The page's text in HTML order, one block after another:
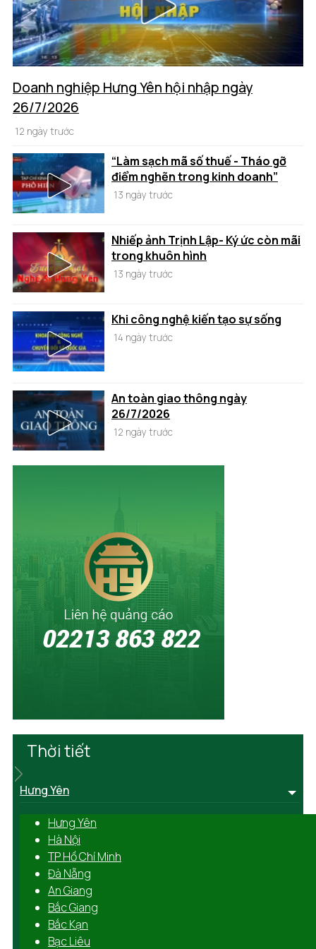
Doanh nghiệp Hưng Yên hội nhập ngày
26/7/2026
12 ngày trước
“Làm sạch mã số thuế - Tháo gỡ
điểm nghẽn trong kinh doanh”
13 ngày trước
Nhiếp ảnh Trịnh Lập- Ký ức còn mãi
trong khuôn hình
13 ngày trước
Khi công nghệ kiến tạo sự sống
14 ngày trước
An toàn giao thông ngày
26/7/2026
12 ngày trước
Thời tiết
Hưng Yên
Hưng Yên
Hà Nội
TP Hồ Chí Minh
Đà Nẵng
An Giang
Bắc Giang
Bắc Kạn
Bạc Liêu